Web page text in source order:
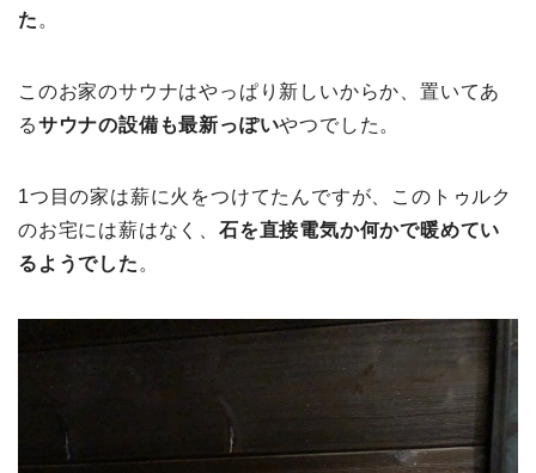
た 。
このお家のサウナはやっぱり新しいからか、置いてあ
るサウナの設備も最新っぽいやつでした。
1つ目の家は薪に火をつけてたんですが、このトゥルク
のお宅には薪はなく、 石を直接電気か何かで暖めてい
るようでした 。